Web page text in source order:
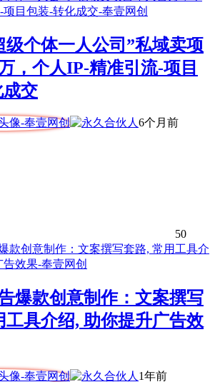
级个体一人公司”私域卖项
，个人IP-精准引流-项目
交
6个月前
50
爆款创意制作：文案撰写
工具介绍, 助你提升广告效
1年前